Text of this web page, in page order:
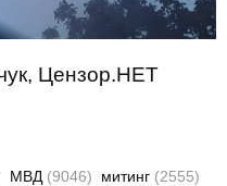
Цензор.НЕТ
МВД (9046) митинг (2555)